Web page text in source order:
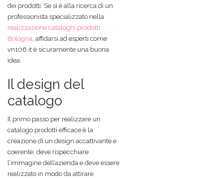
dei prodotti. Se si è alla ricerca di un
professionista specializzato nella
realizzazione cataloghi prodotti
Bologna , affidarsi ad esperti come
vn106.it è sicuramente una buona
idea.
Il design del
catalogo
Il primo passo per realizzare un
catalogo prodotti efficace è la
creazione di un design accattivante e
coerente; deve rispecchiare
l’immagine dell’azienda e deve essere
realizzato in modo da attirare